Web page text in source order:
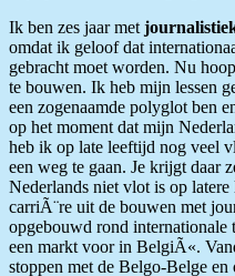
Ik ben zes jaar met
omdat ik geloof dat
gebracht moet worden. Nu
te bouwen. Ik heb mijn lessen
een zogenaamde polyglot ben
op het moment dat mijn
heb ik op late leeftijd nog veel
een weg te gaan. Je krijgt daar
Nederlands niet vlot is op
carriÃ¨re uit de bouwen met
opgebouwd rond
een markt voor in BelgiÃ«.
stoppen met de Belgo-Belge en